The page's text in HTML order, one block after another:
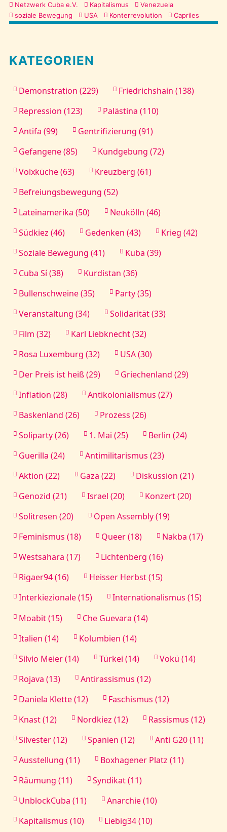
Netzwerk Cuba e.V.
Kapitalismus
Venezuela
soziale Bewegung
USA Konterrevolution Capriles
KATEGORIEN
Demonstration (229)
Friedrichshain (138)
Repression (123)
Palästina (110)
Antifa (99)
Gentrifizierung (91)
Gefangene (85)
Kundgebung (72)
Volxküche (63)
Kreuzberg (61)
Befreiungsbewegung (52)
Lateinamerika (50)
Neukölln (46)
Südkiez (46)
Gedenken (43)
Krieg (42)
Soziale Bewegung (41)
Kuba (39)
Cuba Sí (38)
Kurdistan (36)
Bullenschweine (35)
Party (35)
Veranstaltung (34)
Solidarität (33)
Film (32)
Karl Liebknecht (32)
Rosa Luxemburg (32)
USA (30)
Der Preis ist heiß (29)
Griechenland (29)
Inflation (28)
Antikolonialismus (27)
Baskenland (26)
Prozess (26)
Soliparty (26)
1. Mai (25)
Berlin (24)
Guerilla (24)
Antimilitarismus (23)
Aktion (22)
Gaza (22)
Diskussion (21)
Genozid (21)
Israel (20)
Konzert (20)
Solitresen (20)
Open Assembly (19)
Feminismus (18)
Queer (18)
Nakba (17)
Westsahara (17)
Lichtenberg (16)
Rigaer94 (16)
Heisser Herbst (15)
Interkiezionale (15)
Internationalismus (15)
Moabit (15)
Che Guevara (14)
Italien (14)
Kolumbien (14)
Silvio Meier (14)
Türkei (14)
Vokü (14)
Rojava (13)
Antirassismus (12)
Daniela Klette (12)
Faschismus (12)
Knast (12)
Nordkiez (12)
Rassismus (12)
Silvester (12)
Spanien (12)
Anti G20 (11)
Ausstellung (11)
Boxhagener Platz (11)
Räumung (11)
Syndikat (11)
UnblockCuba (11)
Anarchie (10)
Kapitalismus (10)
Liebig34 (10)